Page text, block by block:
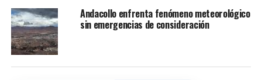
Andacollo enfrenta fenómeno meteorológico
sin emergencias de consideración